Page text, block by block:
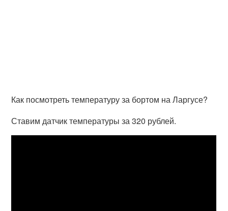
Как посмотреть температуру за бортом на Ларгусе?
Ставим датчик температуры за 320 рублей.